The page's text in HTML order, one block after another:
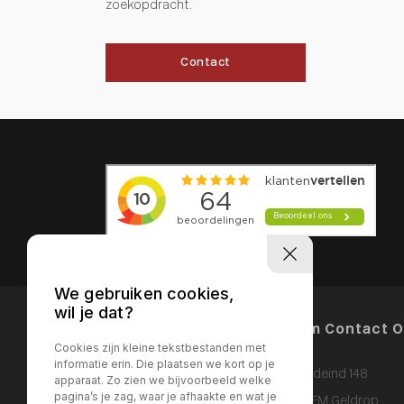
zoekopdracht.
Contact
HOME
DIENSTEN
Neem Contact
Bogardeind 148
We gebruiken cookies,
wil je dat?
Cookies zijn kleine tekstbestanden met
informatie erin. Die plaatsen we kort op je
apparaat. Zo zien we bijvoorbeeld welke
pagina’s je zag, waar je afhaakte en wat je